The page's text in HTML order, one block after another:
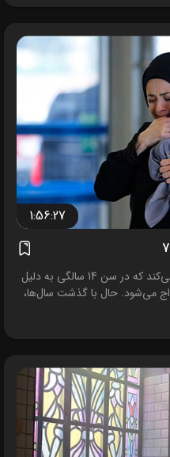
1:56:27
داستان تلخ زنی به نام مریم را روایت می‌کند که در سن 14 سالگی به دلیل
می‌شود. حال با گذشت سال‌ها،